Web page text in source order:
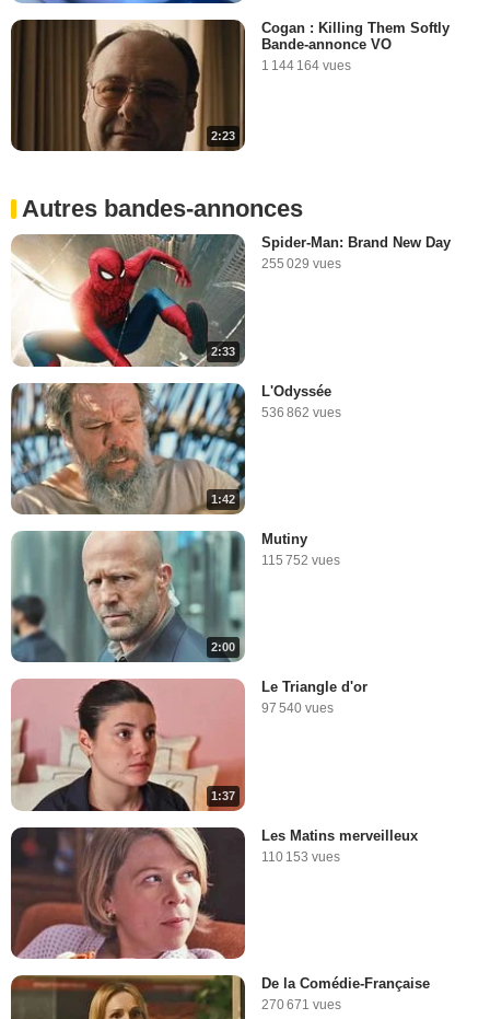
2:23
Cogan : Killing Them Softly
Bande-annonce VO
1 144 164 vues
Autres bandes-annonces
2:33
Spider-Man: Brand New Day
255 029 vues
1:42
L'Odyssée
536 862 vues
2:00
Mutiny
115 752 vues
1:37
Le Triangle d'or
97 540 vues
Les Matins merveilleux
110 153 vues
De la Comédie-Française
270 671 vues